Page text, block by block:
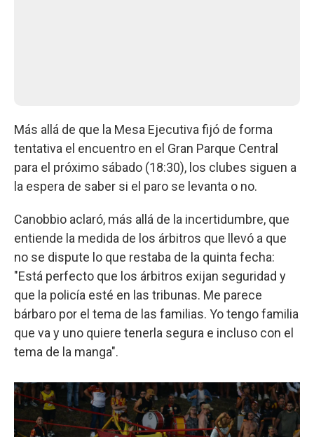
Más allá de que la Mesa Ejecutiva fijó de forma
tentativa el encuentro en el Gran Parque Central
para el próximo sábado (18:30), los clubes siguen a
la espera de saber si el paro se levanta o no.
Canobbio aclaró, más allá de la incertidumbre, que
entiende la medida de los árbitros que llevó a que
no se dispute lo que restaba de la quinta fecha:
"Está perfecto que los árbitros exijan seguridad y
que la policía esté en las tribunas. Me parece
bárbaro por el tema de las familias. Yo tengo familia
que va y uno quiere tenerla segura e incluso con el
tema de la manga".